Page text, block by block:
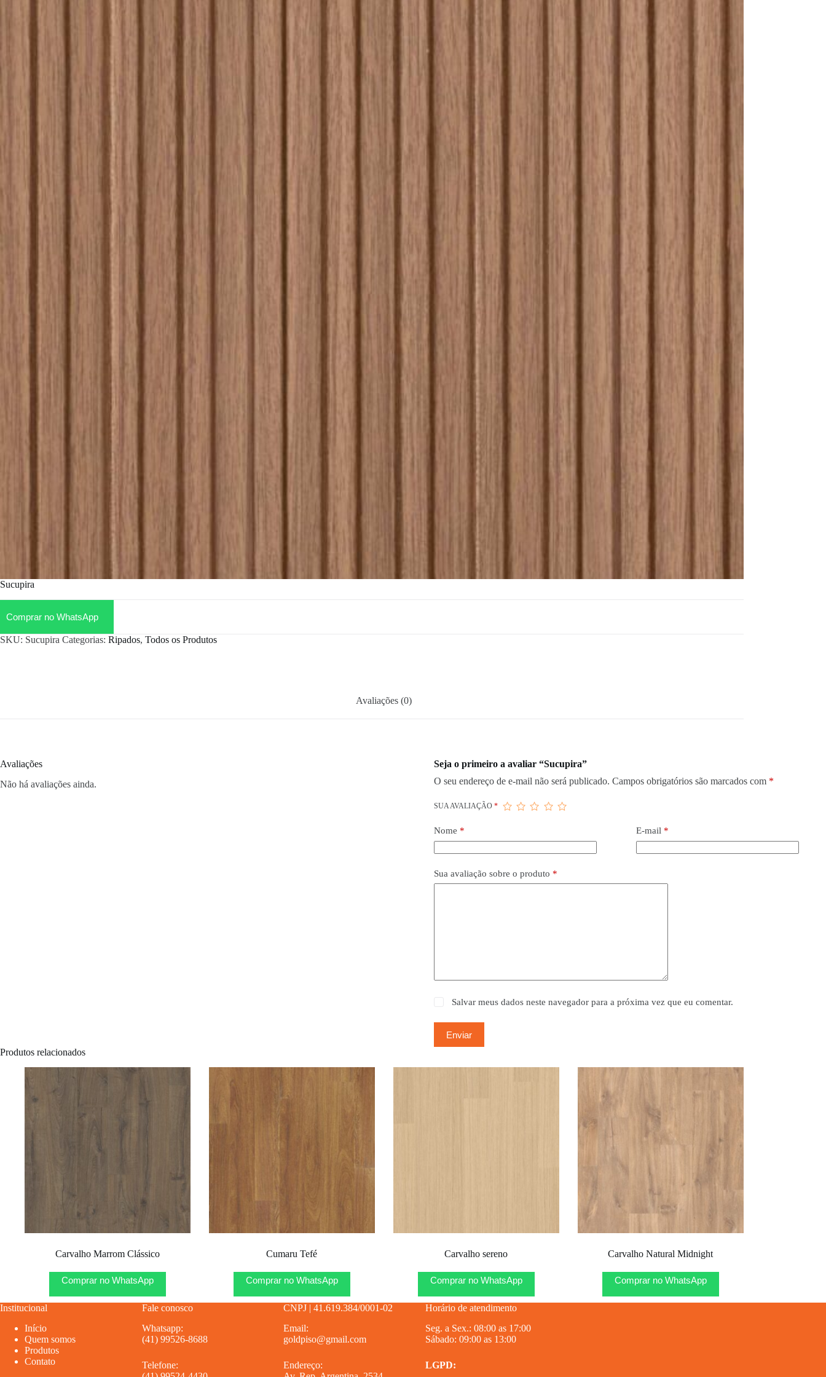
Sucupira
Comprar no WhatsApp
SKU: Sucupira Categorias: Ripados, Todos os Produtos
Avaliações (0)
Avaliações
Não há avaliações ainda.
Seja o primeiro a avaliar “Sucupira”
O seu endereço de e-mail não será publicado. Campos obrigatórios são marcados com *
SUA AVALIAÇÃO *
Nome * E-mail*
Sua avaliação sobre o produto *
Salvar meus dados neste navegador para a próxima vez que eu comentar.
Enviar
Produtos relacionados
Carvalho Marrom Clássico
Comprar no WhatsApp
Cumaru Tefé
Comprar no WhatsApp
Carvalho sereno
Comprar no WhatsApp
Carvalho Natural Midnight
Comprar no WhatsApp
Institucional
Início
Quem somos
Produtos
Contato
Fale conosco
Whatsapp:
(41) 99526-8688
Telefone:
CNPJ | 41.619.384/0001-02
Email:
goldpiso@gmail.com
Endereço:
Horário de atendimento
Seg. a Sex.: 08:00 as 17:00
Sábado: 09:00 as 13:00
LGPD: